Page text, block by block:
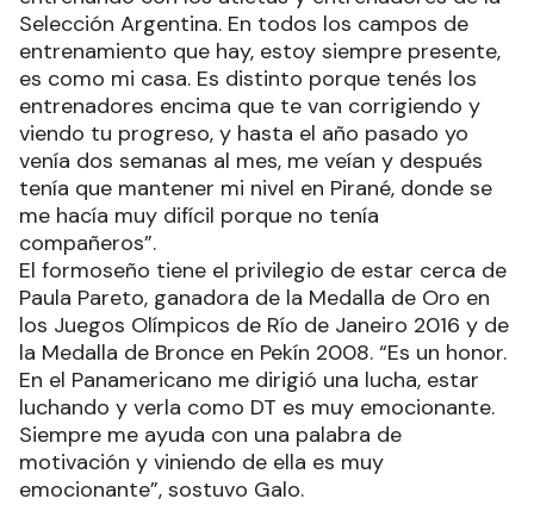
Selección Argentina. En todos los campos de
entrenamiento que hay, estoy siempre presente,
es como mi casa. Es distinto porque tenés los
entrenadores encima que te van corrigiendo y
viendo tu progreso, y hasta el año pasado yo
venía dos semanas al mes, me veían y después
tenía que mantener mi nivel en Pirané, donde se
me hacía muy difícil porque no tenía
compañeros”.
El formoseño tiene el privilegio de estar cerca de
Paula Pareto, ganadora de la Medalla de Oro en
los Juegos Olímpicos de Río de Janeiro 2016 y de
la Medalla de Bronce en Pekín 2008. “Es un honor.
En el Panamericano me dirigió una lucha, estar
luchando y verla como DT es muy emocionante.
Siempre me ayuda con una palabra de
motivación y viniendo de ella es muy
emocionante”, sostuvo Galo.